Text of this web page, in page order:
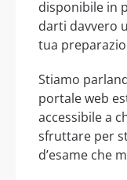
disponibile in
darti davvero
tua
Stiamo
portale web
accessibile a
sfruttare per
d’esame che